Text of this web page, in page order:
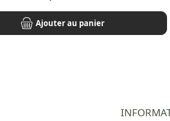
Ajouter au panier